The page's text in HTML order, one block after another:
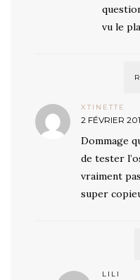
vu le
XTINETTE
2 FÉVRIER
Dommage
de tester
vraiment
super
LILI